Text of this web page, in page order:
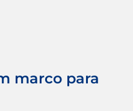
marco para